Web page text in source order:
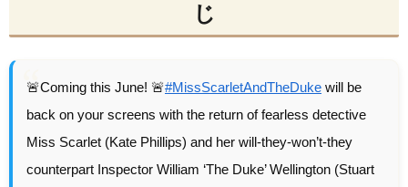
じ
🚨Coming this June! 🚨#MissScarletAndTheDuke will be
back on your screens with the return of fearless detective
Miss Scarlet (Kate Phillips) and her will-they-won’t-they
counterpart Inspector William ‘The Duke’ Wellington (Stuart